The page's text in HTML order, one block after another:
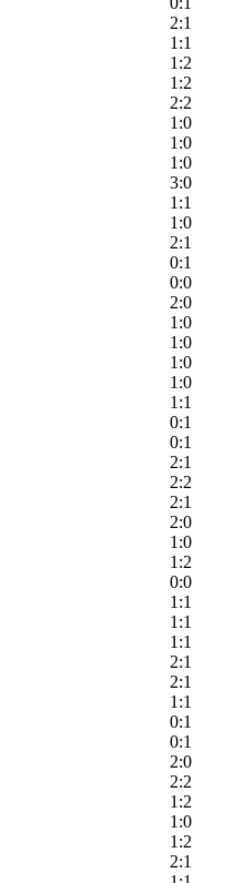
2:1
1:1
1:2
1:2
2:2
1:0
1:0
1:0
3:0
1:1
1:0
2:1
0:1
0:0
2:0
1:0
1:0
1:0
1:0
1:1
0:1
0:1
2:1
2:2
2:1
2:0
1:0
1:2
0:0
1:1
1:1
1:1
2:1
2:1
1:1
0:1
0:1
2:0
2:2
1:2
1:0
1:2
2:1